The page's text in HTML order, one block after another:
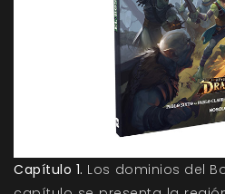
Capítulo 1. Los dominios del